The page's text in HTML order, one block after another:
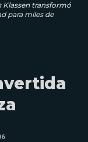
Klassen transformó
para miles de